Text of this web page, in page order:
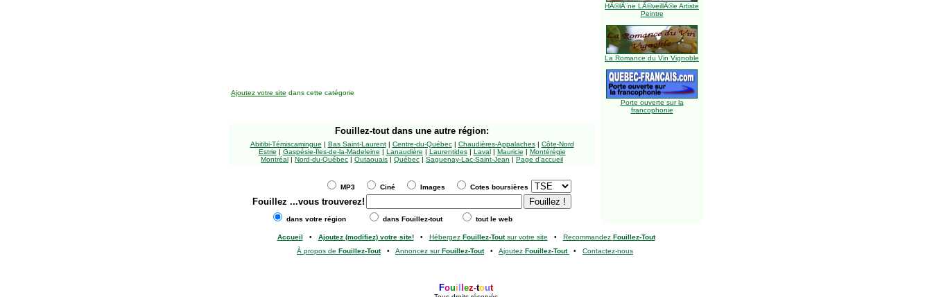
HÃ©lÃ¨ne LÃ©veillÃ©e Artiste
Peintre
La Romance du Vin Vignoble
Porte ouverte sur la
francophonie
Ajoutez votre site dans cette catégorie
Fouillez-tout dans une autre région:
Abitibi-Témiscamingue | Bas Saint-Laurent| Centre-du-Québec| Chaudières-Appalaches| Côte-Nord
Estrie | Gaspésie-Îles-de-la-Madeleine | Lanaudière | Laurentides| Laval| Mauricie | Montérégie
Montréal | Nord-du-Québec | Outaouais | Québec | Saguenay-Lac-Saint-Jean | Page d'accueil
MP3 Ciné Images Cotes boursières
Fouillez ...vous trouverez!
dans votre région dans Fouillez-tout tout le web
Accueil • Ajoutez (modifiez) votre site!• Hébergez Fouillez-Toutsur votre site • Recommandez Fouillez-Tout
À propos de Fouillez-Tout• Annoncez surFouillez-Tout• Ajoutez Fouillez-Tout • Contactez-nous
Foui ez-tout